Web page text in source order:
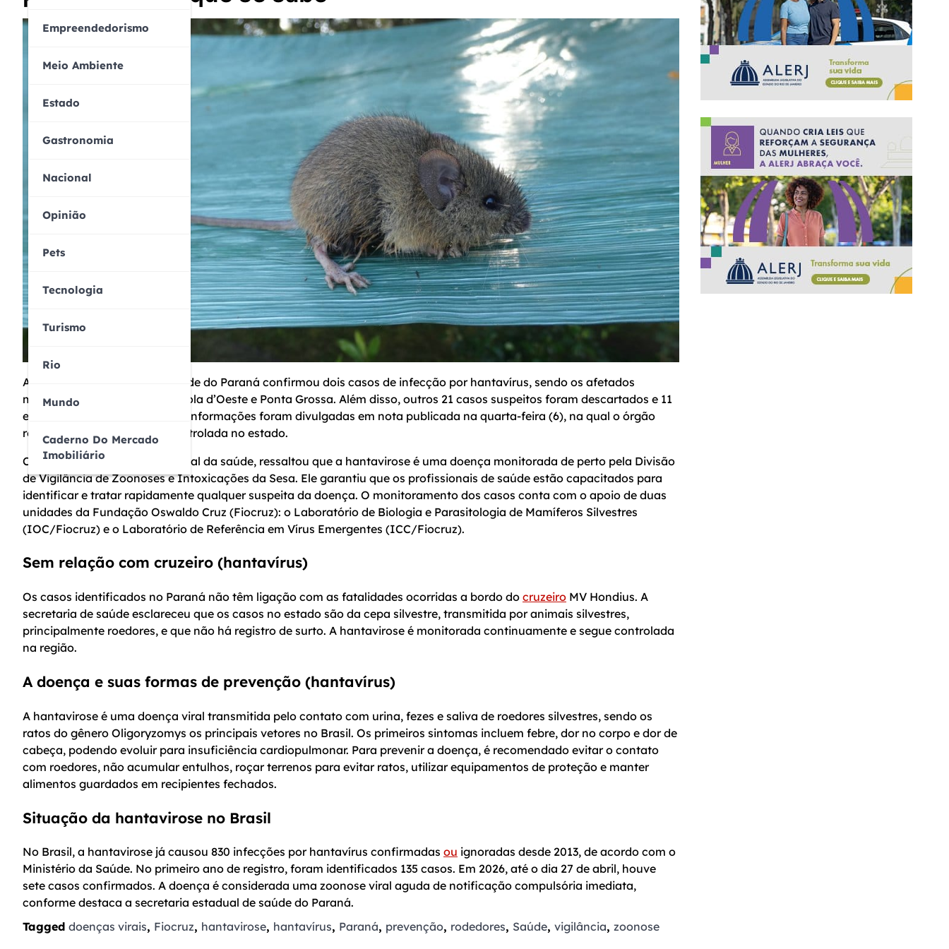
Empreendedorismo
Meio Ambiente
Estado
Gastronomia
Nacional
Opinião
Pets
Tecnologia
Turismo
Rio
Mundo
Caderno Do Mercado
Imobiliário
A Secretaria de Estado da Saúde do Paraná confirmou dois casos de infecção por hantavírus, sendo os afetados
moradores das cidades de Pérola d’Oeste e Ponta Grossa. Além disso, outros 21 casos suspeitos foram descartados e 11
estão sob investigação. Essas informações foram divulgadas em nota publicada na quarta-feira (6), na qual o órgão
reforça que a doença está controlada no estado.
César Neves, secretário estadual da saúde, ressaltou que a hantavirose é uma doença monitorada de perto pela Divisão
de Vigilância de Zoonoses e Intoxicações da Sesa. Ele garantiu que os profissionais de saúde estão capacitados para
identificar e tratar rapidamente qualquer suspeita da doença. O monitoramento dos casos conta com o apoio de duas
unidades da Fundação Oswaldo Cruz (Fiocruz): o Laboratório de Biologia e Parasitologia de Mamíferos Silvestres
(IOC/Fiocruz) e o Laboratório de Referência em Vírus Emergentes (ICC/Fiocruz).
Sem relação com cruzeiro (hantavírus)
Os casos identificados no Paraná não têm ligação com as fatalidades ocorridas a bordo do cruzeiro MV Hondius. A
secretaria de saúde esclareceu que os casos no estado são da cepa silvestre, transmitida por animais silvestres,
principalmente roedores, e que não há registro de surto. A hantavirose é monitorada continuamente e segue controlada
na região.
A doença e suas formas de prevenção (hantavírus)
A hantavirose é uma doença viral transmitida pelo contato com urina, fezes e saliva de roedores silvestres, sendo os
ratos do gênero Oligoryzomys os principais vetores no Brasil. Os primeiros sintomas incluem febre, dor no corpo e dor de
cabeça, podendo evoluir para insuficiência cardiopulmonar. Para prevenir a doença, é recomendado evitar o contato
com roedores, não acumular entulhos, roçar terrenos para evitar ratos, utilizar equipamentos de proteção e manter
alimentos guardados em recipientes fechados.
Situação da hantavirose no Brasil
No Brasil, a hantavirose já causou 830 infecções por hantavírus confirmadas ou ignoradas desde 2013, de acordo com o
Ministério da Saúde. No primeiro ano de registro, foram identificados 135 casos. Em 2026, até o dia 27 de abril, houve
sete casos confirmados. A doença é considerada uma zoonose viral aguda de notificação compulsória imediata,
conforme destaca a secretaria estadual de saúde do Paraná.
Tagged doenças virais, Fiocruz, hantavirose, hantavírus, Paraná, prevenção, rodedores, Saúde, vigilância, zoonose